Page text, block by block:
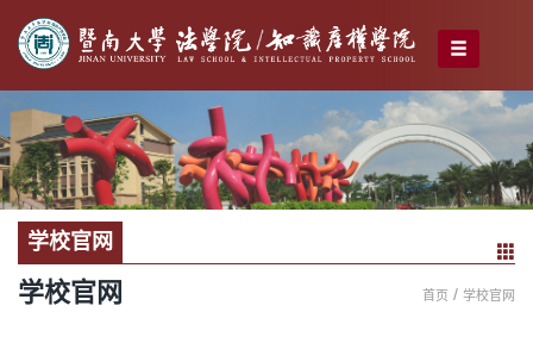
学校官网
学校官网 首页 / 学校官网